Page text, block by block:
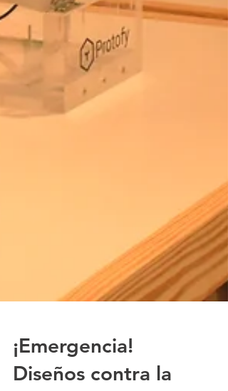
¡Emergencia!